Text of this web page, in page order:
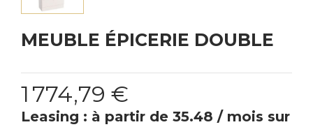
MEUBLE ÉPICERIE DOUBLE
1 774,79 €
Leasing : à partir de 35.48 / mois sur